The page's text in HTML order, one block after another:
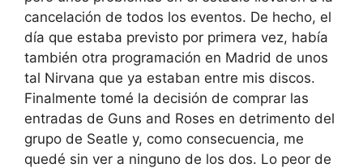
cancelación de todos los eventos. De hecho, el
día que estaba previsto por primera vez, había
también otra programación en Madrid de unos
tal Nirvana que ya estaban entre mis discos.
Finalmente tomé la decisión de comprar las
entradas de Guns and Roses en detrimento del
grupo de Seatle y, como consecuencia, me
quedé sin ver a ninguno de los dos. Lo peor de